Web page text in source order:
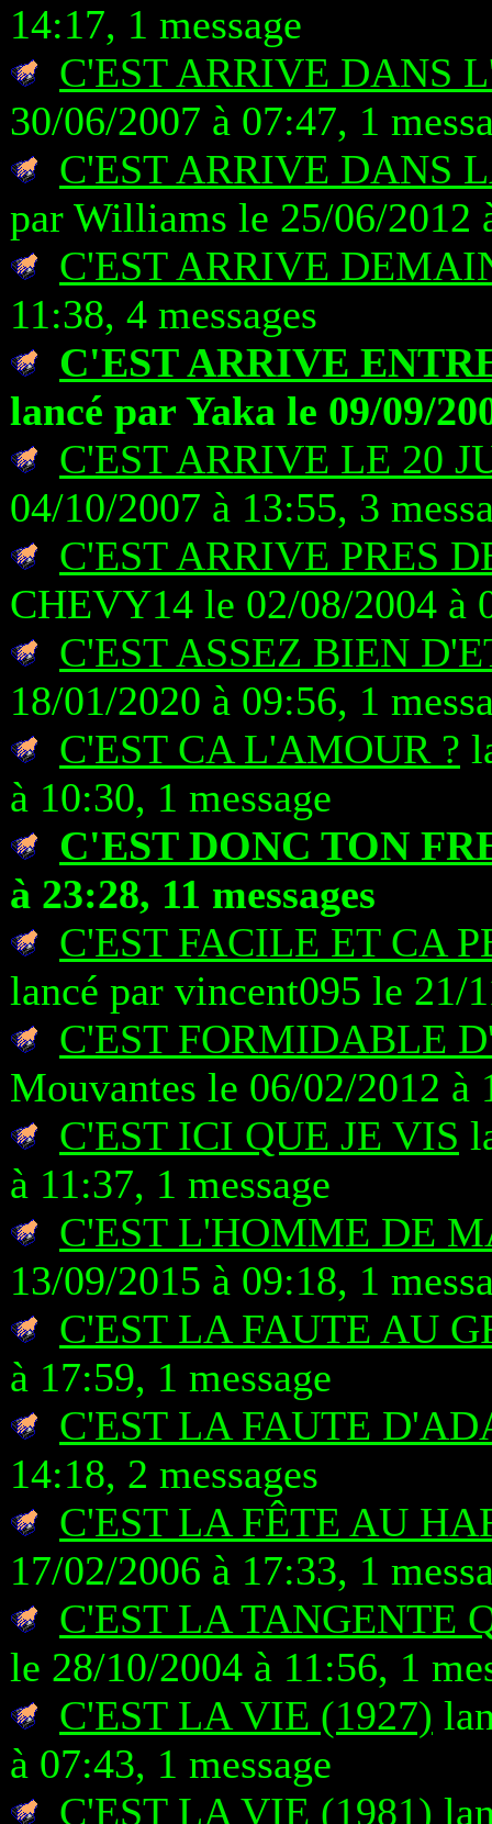
14:17, 1 message
C'EST ARRIVE DANS
30/06/2007 à 07:47, 1
C'EST ARRIVE DANS
par Williams le 25/06/2012
C'EST ARRIVE
11:38, 4 messages
C'EST ARRIVE
lancé par Yaka le 09/09/
C'EST ARRIVE LE 20
04/10/2007 à 13:55, 3
C'EST ARRIVE PRES
CHEVY14 le 02/08/2004 à
C'EST ASSEZ BIEN
18/01/2020 à 09:56, 1
C'EST CA L'AMOUR ?
à 10:30, 1 message
C'EST DONC TON
à 23:28, 11 messages
C'EST FACILE ET CA
lancé par vincent095 le 21/
C'EST FORMIDABLE
Mouvantes le 06/02/2012 à
C'EST ICI QUE JE VIS
à 11:37, 1 message
C'EST L'HOMME DE
13/09/2015 à 09:18, 1
C'EST LA FAUTE AU
à 17:59, 1 message
C'EST LA FAUTE
14:18, 2 messages
C'EST LA FÊTE AU
17/02/2006 à 17:33, 1
C'EST LA TANGENTE
le 28/10/2004 à 11:56, 1
C'EST LA VIE (1927)
à 07:43, 1 message
C'EST LA VIE (1981)